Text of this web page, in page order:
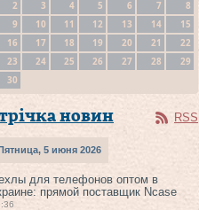
2
3 4 5 6 7
8
9
10 11 12 13 14
15
16
17 18 19 20 21
22
23
24 25 26 27 28
29
30
новин RSS
5 июня 2026
для телефонов оптом в
прямой поставщик Ncase